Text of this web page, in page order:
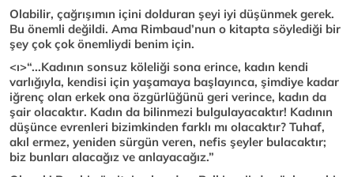
Olabilir, çağrışımın içini dolduran şeyi iyi düşünmek gerek.
Bu önemli değildi. Ama Rimbaud’nun o kitapta söylediği bir
şey çok çok önemliydi benim için.
<ı>“...Kadının sonsuz köleliği sona erince, kadın kendi
varlığıyla, kendisi için yaşamaya başlayınca, şimdiye kadar
iğrenç olan erkek ona özgürlüğünü geri verince, kadın da
şair olacaktır. Kadın da bilinmezi bulgulayacaktır! Kadının
düşünce evrenleri bizimkinden farklı mı olacaktır? Tuhaf,
akıl ermez, yeniden sürgün veren, nefis şeyler bulacaktır;
biz bunları alacağız ve anlayacağız.”